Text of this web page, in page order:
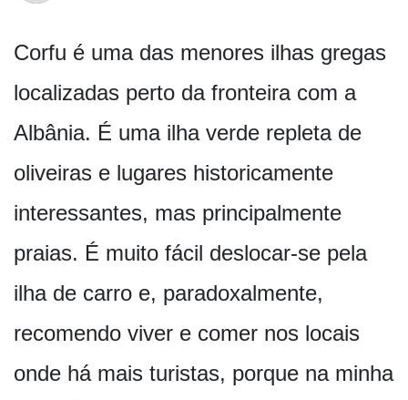
Corfu é uma das menores ilhas gregas
localizadas perto da fronteira com a
Albânia. É uma ilha verde repleta de
oliveiras e lugares historicamente
interessantes, mas principalmente
praias. É muito fácil deslocar-se pela
ilha de carro e, paradoxalmente,
recomendo viver e comer nos locais
onde há mais turistas, porque na minha